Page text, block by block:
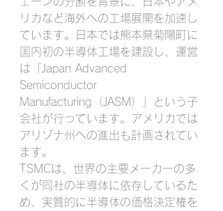
リカなど海外への工場展開を加速し
ています。
日本では熊本県菊陽町に
国内初の半導体工場を建設し、運営
は「Japan Advanced
Semiconductor
Manufacturing（JASM）」という子
会社が行っています。アメリカでは
アリゾナ州への進出も計画されてい
ます。﻿
TSMCは、世界の主要メーカーの多
くが同社の半導体に依存しているた
め、実質的に半導体の価格決定権を